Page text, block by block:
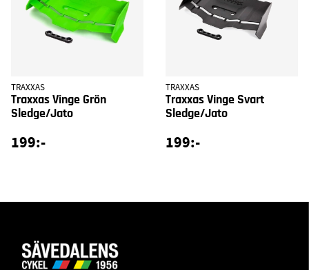
TRAXXAS
Traxxas Vinge Grön
Sledge/Jato
199:-
TRAXXAS
Traxxas Vinge Svart
Sledge/Jato
199:-